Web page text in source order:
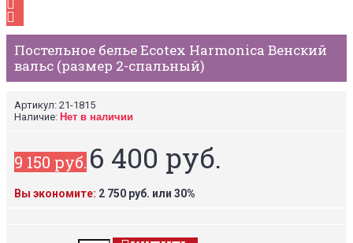
Постельное белье Ecotex Harmonica Венский
вальс (размер 2-спальный)
Артикул: 21-1815
Наличие: Нет в наличии
9 150 руб. 6 400 руб.
Вы экономите: 2 750 руб. или 30%